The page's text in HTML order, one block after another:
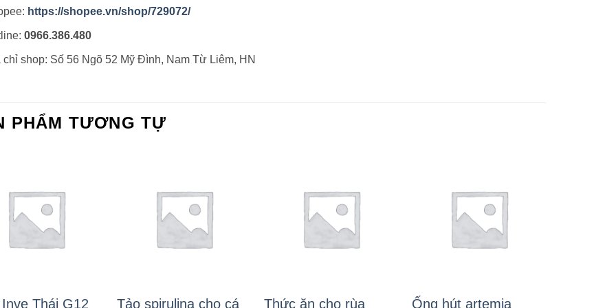
https://shopee.vn/shop/729072/
0966.386.480
shop: Số 56 Ngõ 52 Mỹ Đình, Nam Từ Liêm, HN
PHẨM TƯƠNG TỰ
Thái G12
Tảo spirulina cho cá
Thức ăn cho rùa
Ống hút artemia